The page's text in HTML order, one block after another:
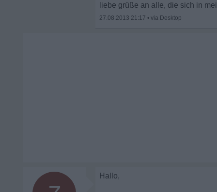
liebe grüße an alle, die sich in
27.08.2013 21:17 •
Hallo,